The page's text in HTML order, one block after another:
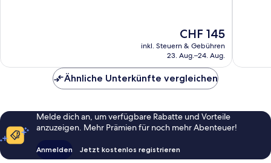
Der
Preis
beträgt
CHF 145
inkl. Steuern & Gebühren
23. Aug.–24. Aug.
Ähnliche Unterkünfte vergleichen
Melde dich an, um verfügbare Rabatte und Vorteile
anzuzeigen. Mehr Prämien für noch mehr Abenteuer!
Anmelden Jetzt kostenlos registrieren